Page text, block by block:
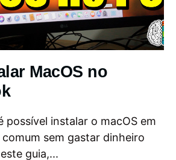
MacOS no
possível instalar o macOS em
sem gastar dinheiro
guia,...